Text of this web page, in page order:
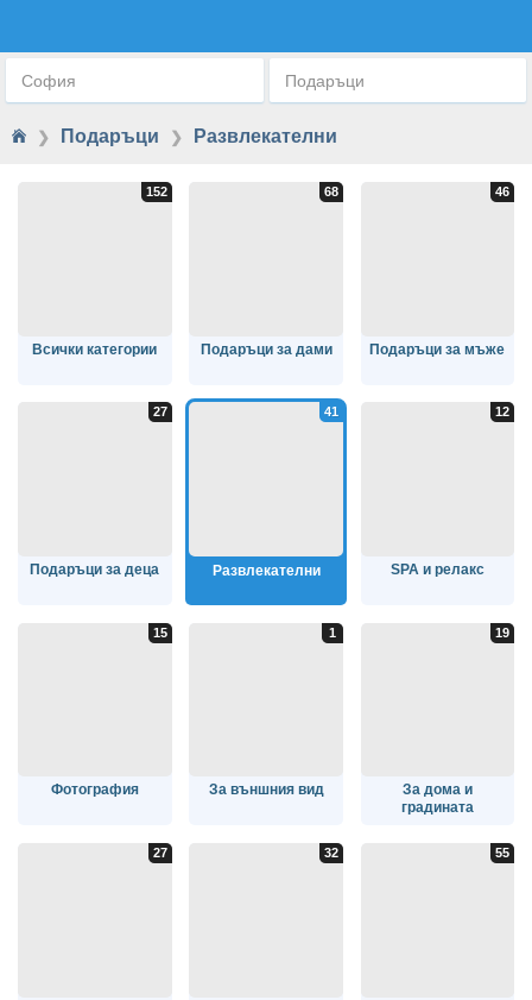
София Подаръци
❯ Подаръци ❯ Развлекателни
Всички категории Подаръци за дами Подаръци за мъже
Подаръци за деца Развлекателни SPA и релакс
Фотография За външния вид
За дома и
градината